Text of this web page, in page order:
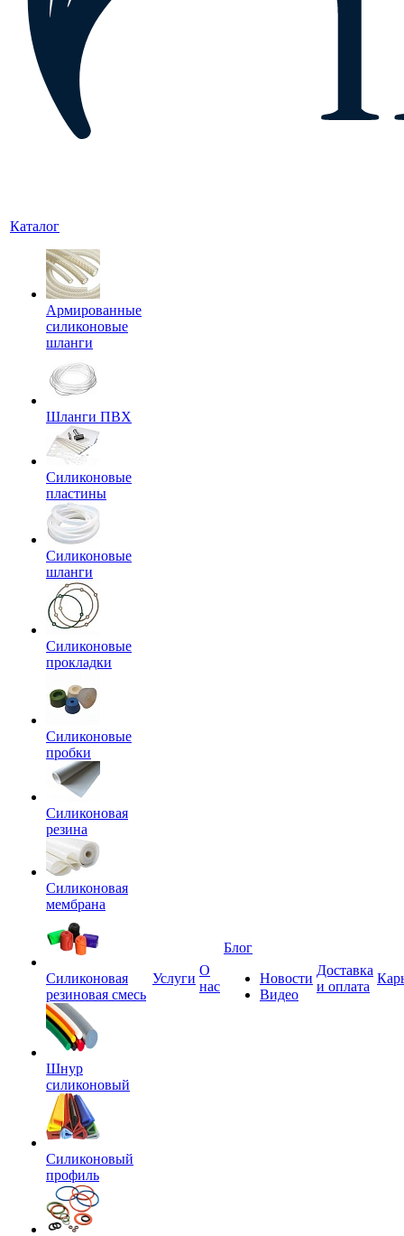
Каталог
Армированные
силиконовые
шланги
Шланги ПВХ
Силиконовые
пластины
Силиконовые
шланги
Силиконовые
прокладки
Силиконовые
пробки
Силиконовая
резина
Силиконовая
мембрана
Силиконовая
резиновая смесь
Шнур
силиконовый
Силиконовый
профиль
Услуги
О
нас
Блог
Новости
Видео
Доставка
и оплата